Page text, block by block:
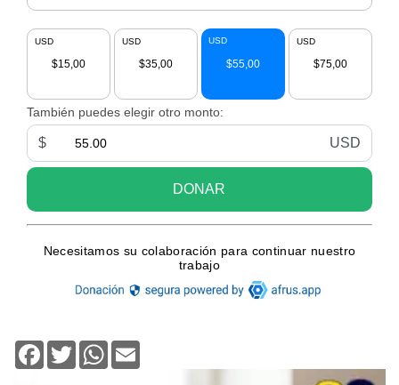
Facebook
TwitterWhatsApp